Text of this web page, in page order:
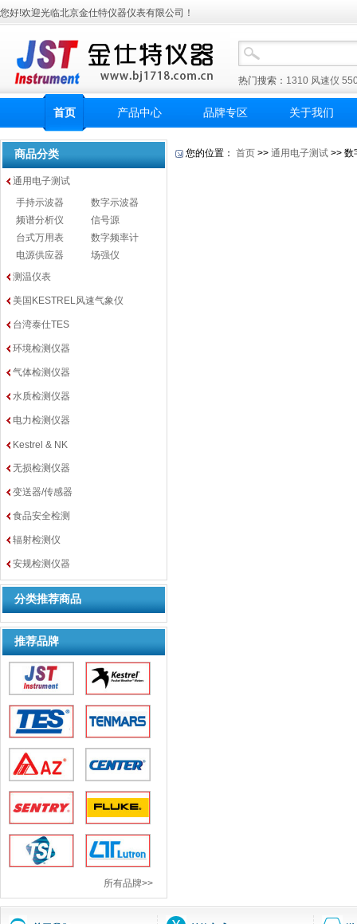
您好!欢迎光临北京金仕特仪器仪表有限公司！
热门搜索： 1310 风速仪
首页 产品中心 品牌专区 关于我们
商品分类
通用电子测试
手持示波器
数字示波器
频谱分析仪
信号源
台式万用表
数字频率计
电源供应器
场强仪
测温仪表
美国KESTREL风速气象仪
台湾泰仕TES
环境检测仪器
气体检测仪器
水质检测仪器
电力检测仪器
Kestrel & NK
无损检测仪器
变送器/传感器
食品安全检测
辐射检测仪
安规检测仪器
分类推荐商品
推荐品牌
所有品牌>>
您的位置： 首页 >> 通用电子测试 >> 数